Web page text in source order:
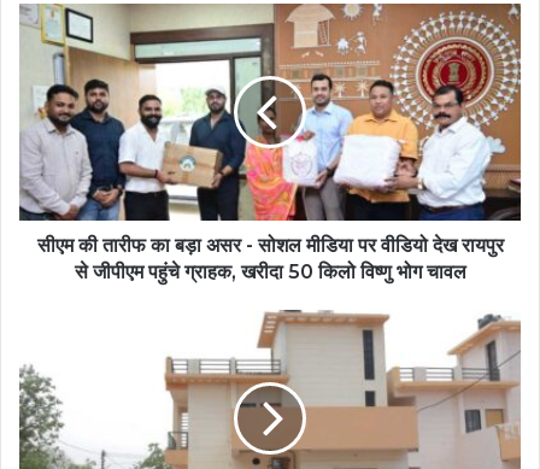
सीएम की तारीफ का बड़ा असर - सोशल मीडिया पर वीडियो देख रायपुर
से जीपीएम पहुंचे ग्राहक, खरीदा 50 किलो विष्णु भोग चावल